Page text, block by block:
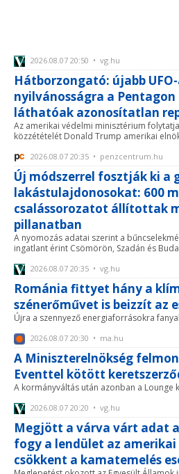
2026.08.07 20:50 • vg.hu
Hátborzongató: újabb
nyilvánosságra a
láthatóak azonosítatlan
Az amerikai védelmi minisztérium
közzétételét Donald Trump amerikai
2026.08.07 20:35 • penzcentrum.hu
Új módszerrel fosztják ki a
lakástulajdonosokat: 600
csalássorozatot állítottak
pillanatban
A nyomozás adatai szerint a
ingatlant érint Csömörön, Szadán és
2026.08.07 20:35 • vg.hu
Románia fittyet hány a
szénerőművet is beizzít az
Újra a szennyező energiaforrásokra
2026.08.07 20:30 • ma.hu
A Miniszterelnökség
Eventtel kötött
A kormányváltás után azonban a Lounge
2026.08.07 20:20 • vg.hu
Megjött a várva várt adat
fogy a lendület az amerikai
csökkent a kamatemelés